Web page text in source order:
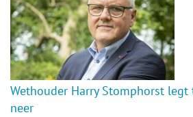
Wethouder Harry Stomphorst
neer